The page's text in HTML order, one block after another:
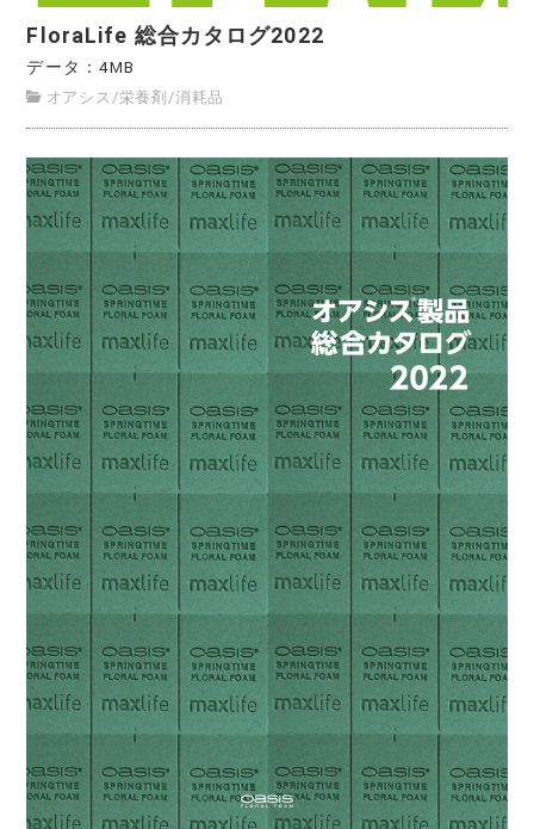
FloraLife 総合カタログ2022
データ：4MB
オアシス /栄養剤 /消耗品